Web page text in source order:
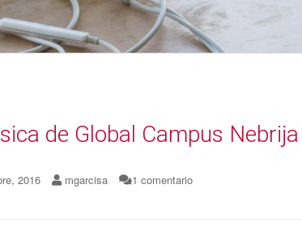
de Global Campus Nebrija
2016 mgarcisa 1 comentario